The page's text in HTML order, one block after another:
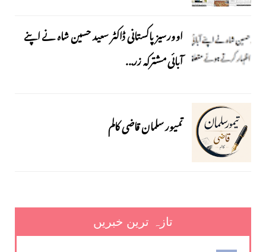
اوورسیز پاکستانی ڈاکٹر سعید حسین شاہ نے اپنے
آبائی مشترکہ زر...
تمیور سلمان قاضی کالم
تازہ ترین خبریں